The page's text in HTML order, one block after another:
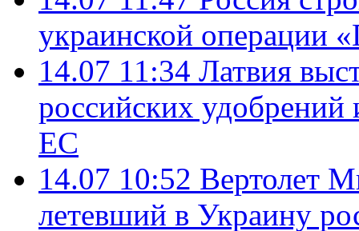
украинской операции
14.07 11:34 Латвия
российских
ЕС
14.07 10:52 Вертолет
летевший в Украину